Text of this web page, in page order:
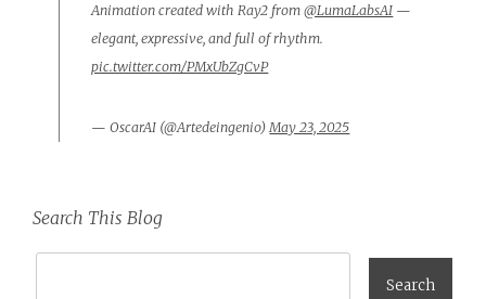
Animation created with Ray2 from@LumaLabsAI —
elegant, expressive, and full of rhythm.
pic.twitter.com/PMxUbZgCvP
— OscarAI (@Artedeingenio) May 23, 2025
Search This Blog